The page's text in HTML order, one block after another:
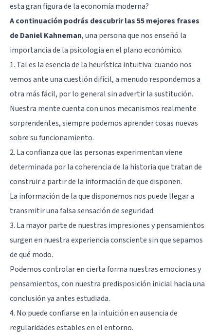
esta gran figura de la economía moderna?
A continuación podrás descubrir las 55 mejores frases
de Daniel Kahneman, una persona que nos enseñó la
importancia de la psicología en el plano económico.
1. Tal es la esencia de la heurística intuitiva: cuando nos
vemos ante una cuestión difícil, a menudo respondemos a
otra más fácil, por lo general sin advertir la sustitución.
Nuestra mente cuenta con unos mecanismos realmente
sorprendentes, siempre podemos aprender cosas nuevas
sobre su funcionamiento.
2. La confianza que las personas experimentan viene
determinada por la coherencia de la historia que tratan de
construir a partir de la información de que disponen.
La información de la que disponemos nos puede llegar a
transmitir una falsa sensación de seguridad.
3. La mayor parte de nuestras impresiones y pensamientos
surgen en nuestra experiencia consciente sin que sepamos
de qué modo.
Podemos controlar en cierta forma nuestras emociones y
pensamientos, con nuestra predisposición inicial hacia una
conclusión ya antes estudiada.
4. No puede confiarse en la intuición en ausencia de
regularidades estables en el entorno.